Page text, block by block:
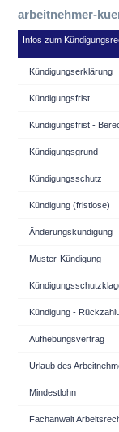
arbeitnehmer-
Infos zum
Kündigungserklärung
Kündigungsfrist
Kündigungsfrist -
Kündigungsgrund
Kündigungsschutz
Kündigung (fristlose)
Änderungskündigung
Muster-Kündigung
Kündigung -
Aufhebungsvertrag
Urlaub des
Mindestlohn
Fachanwalt